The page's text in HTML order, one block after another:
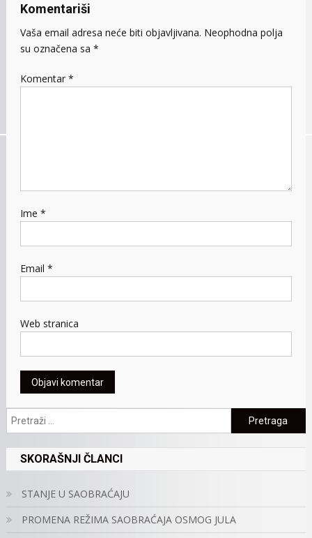
Komentariši
Vaša email adresa neće biti objavljivana. Neophodna polja
su označena sa *
Komentar *
Ime *
Email *
Web stranica
Pretraga:
SKORAŠNJI ČLANCI
STANJE U SAOBRAĆAJU
PROMENA REŽIMA SAOBRAĆAJA OSMOG JULA